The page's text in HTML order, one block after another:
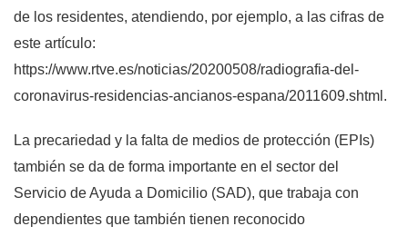
de los residentes, atendiendo, por ejemplo, a las cifras de
este artículo:
https://www.rtve.es/noticias/20200508/radiografia-del-
coronavirus-residencias-ancianos-espana/2011609.shtml.
La precariedad y la falta de medios de protección (EPIs)
también se da de forma importante en el sector del
Servicio de Ayuda a Domicilio (SAD), que trabaja con
dependientes que también tienen reconocido